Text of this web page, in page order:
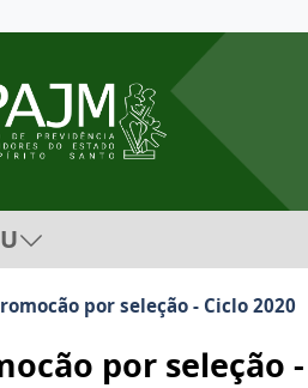
por seleção - Ciclo 2020
por seleção